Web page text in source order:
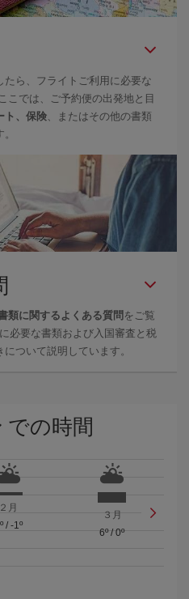
ら、フライトご利用に必要な
こでは、ご予約便の出発地と目
ト、保険 、またはその他の書類
類に関するよくある質問 をご覧
必要な書類および入国審査と税
ついて説明しています。
での時間
２月
/ -1º
３月
6º/0º